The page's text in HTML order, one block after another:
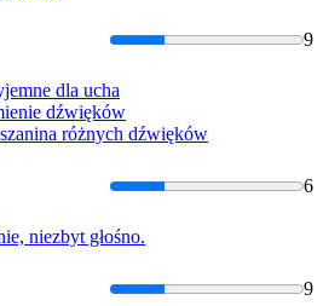
9
dla ucha
dźwięków
różnych dźwięków
6
niezbyt głośno.
9